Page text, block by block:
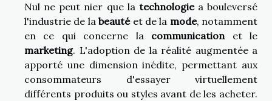
Nul ne peut nier que la technologiea bouleversé
l'industrie de labeautéet de la mode, notamment
en ce qui concerne la communicationet le
marketing. L'adoption de la réalité augmentée a
apporté une dimension inédite, permettant aux
consommateurs d'essayer virtuellement
différents produits ou styles avant de les acheter.